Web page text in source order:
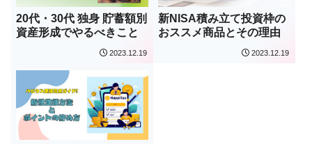
20代・30代 独身 貯蓄額別
資産形成でやるべきこと
2023.12.19
新NISA積み立て投資枠の
おススメ商品とその理由
2023.12.19